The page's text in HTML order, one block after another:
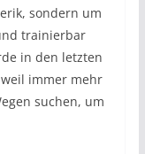
sondern um
trainierbar
in den letzten
immer mehr
suchen, um